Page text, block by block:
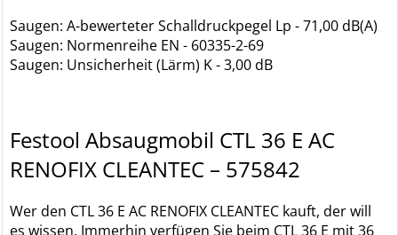
Saugen: A-bewerteter Schalldruckpegel Lp - 71,00 dB(A)
Saugen: Normenreihe EN - 60335-2-69
Saugen: Unsicherheit (Lärm) K - 3,00 dB
Festool Absaugmobil CTL 36 E AC
RENOFIX CLEANTEC – 575842
Wer den CTL 36 E AC RENOFIX CLEANTEC kauft, der will
es wissen. Immerhin verfügen Sie beim CTL 36 E mit 36